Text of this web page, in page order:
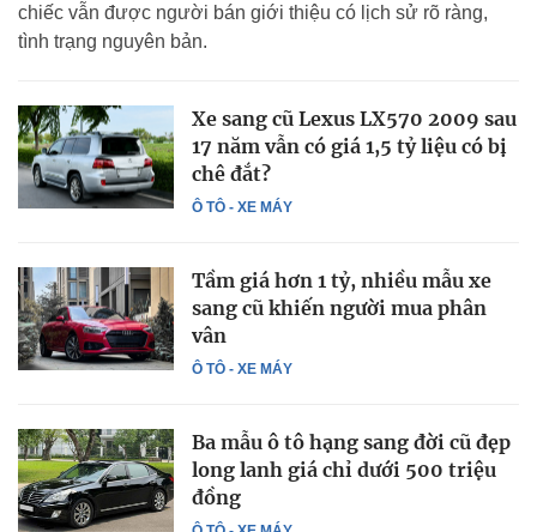
chiếc vẫn được người bán giới thiệu có lịch sử rõ ràng,
tình trạng nguyên bản.
Ô TÔ - XE MÁY
Xe sang cũ Lexus LX570 2009 sau
17 năm vẫn có giá 1,5 tỷ liệu có bị
chê đắt?
Ô TÔ - XE MÁY
Tầm giá hơn 1 tỷ, nhiều mẫu xe
sang cũ khiến người mua phân
vân
Ba mẫu ô tô hạng sang đời cũ đẹp
long lanh giá chỉ dưới 500 triệu
đồng